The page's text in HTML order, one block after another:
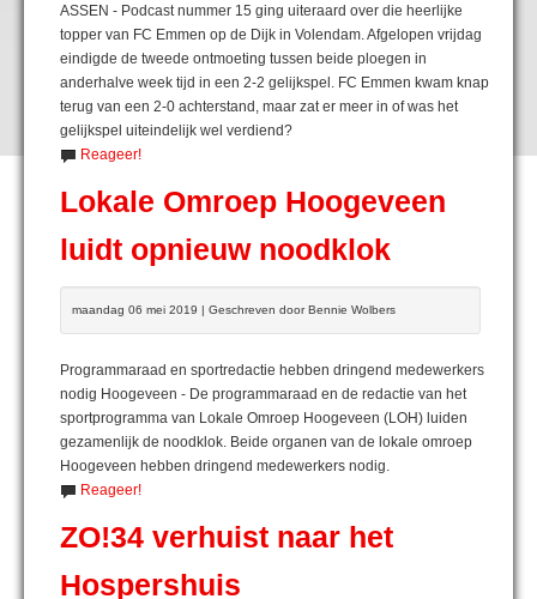
ASSEN - Podcast nummer 15 ging uiteraard over die heerlijke
topper van FC Emmen op de Dijk in Volendam. Afgelopen vrijdag
eindigde de tweede ontmoeting tussen beide ploegen in
anderhalve week tijd in een 2-2 gelijkspel. FC Emmen kwam knap
terug van een 2-0 achterstand, maar zat er meer in of was het
gelijkspel uiteindelijk wel verdiend?
Reageer!
Lokale Omroep Hoogeveen
luidt opnieuw noodklok
maandag 06 mei 2019 | Geschreven door Bennie Wolbers
Programmaraad en sportredactie hebben dringend medewerkers
nodig Hoogeveen - De programmaraad en de redactie van het
sportprogramma van Lokale Omroep Hoogeveen (LOH) luiden
gezamenlijk de noodklok. Beide organen van de lokale omroep
Hoogeveen hebben dringend medewerkers nodig.
Reageer!
ZO!34 verhuist naar het
Hospershuis